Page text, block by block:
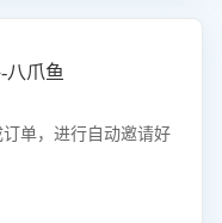
八爪鱼
单，进行自动邀请好